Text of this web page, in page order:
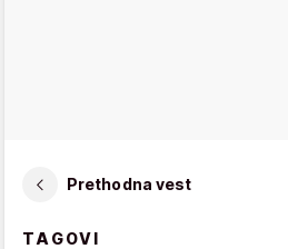
Prethodna vest
TAGOVI